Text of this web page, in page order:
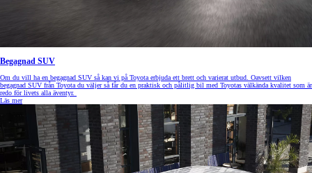
Begagnad SUV
Om du vill ha en begagnad SUV så kan vi på Toyota erbjuda ett brett och varierat utbud. Oavsett vilken
begagnad SUV från Toyota du väljer så får du en praktisk och pålitlig bil med Toyotas välkända kvalitet som är
redo för livets alla äventyr.
Läs mer